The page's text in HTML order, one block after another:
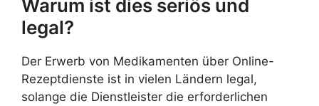
Warum ist dies seriös und
legal?
Der Erwerb von Medikamenten über Online-
Rezeptdienste ist in vielen Ländern legal,
solange die Dienstleister die erforderlichen